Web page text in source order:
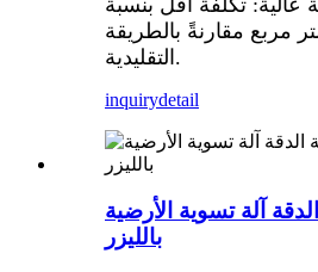
عالية: تكلفة أقل بنسبة
مربع مقارنةً بالطريقة
التقليدية.
inquirydetail
الدقة آلة تسوية الأرضية
بالليزر